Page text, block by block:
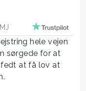
hele vejen
sørgede for at
fedt at få lov at